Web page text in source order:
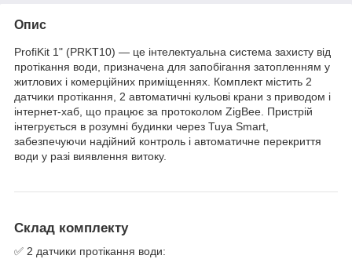
Опис
ProfiKit 1" (PRKT10) — це інтелектуальна система захисту від
протікання води, призначена для запобігання затопленням у
житлових і комерційних приміщеннях. Комплект містить 2
датчики протікання, 2 автоматичні кульові крани з приводом і
інтернет-хаб, що працює за протоколом ZigBee. Пристрій
інтегрується в розумні будинки через Tuya Smart,
забезпечуючи надійний контроль і автоматичне перекриття
води у разі виявлення витоку.
Склад комплекту
✅ 2 датчики протікання води: